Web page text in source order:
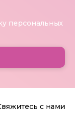
с нами
персональных